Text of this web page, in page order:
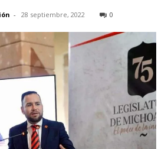
- 28 septiembre, 2022 0